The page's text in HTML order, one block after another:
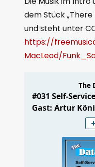
dem Stück „There
und steht unter
https://
MacLeod/